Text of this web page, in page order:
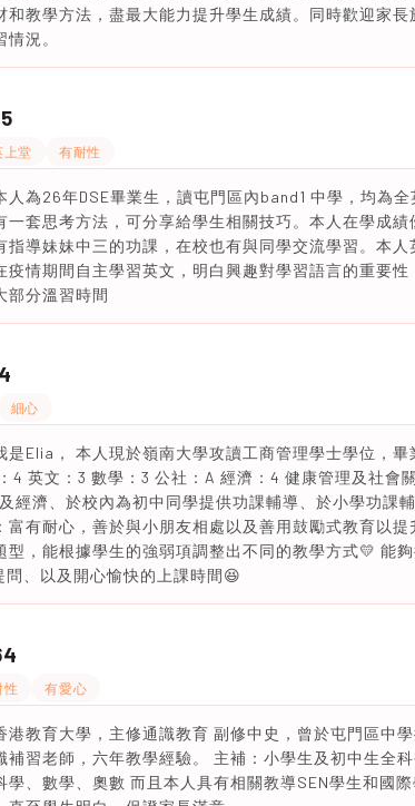
和教學方法，盡最大能力提升學生成績。同時歡迎家
況。
上堂 有耐性
人為26年DSE畢業生，讀屯門區內band1 中學，均為
一套思考方法，可分享給學生相關技巧。本人在學成
指導妹妹中三的功課，在校也有與同學交流學習。本人
疫情期間自主學習英文，明白興趣對學習語言的重要
部分溫習時間
細心
是Elia， 本人現於嶺南大學攻讀工商管理學士學位，
4 英文：3 數學：3 公社：A 經濟：4 健康管理及社會
經濟、於校內為初中同學提供功課輔導、於小學功課
富有耐心，善於與小朋友相處以及善用鼓勵式教育以
型，能根據學生的強弱項調整出不同的教學方式💛 能
、以及開心愉快的上課時間😆
性 有愛心
港教育大學，主修通識教育 副修中史，曾於屯門區中
補習老師，六年教學經驗。 主補：小學生及初中生全
學、數學、奧數 而且本人具有相關教導SEN學生和國